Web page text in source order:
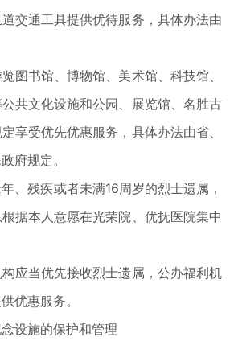
交通工具提供优待服务，具体办法由
书馆、博物馆、美术馆、科技馆、
共文化设施和公园、展览馆、名胜古
享受优先优惠服务，具体办法由省、
府规定。
残疾或者未满16周岁的烈士遗属，
据本人意愿在光荣院、优抚医院集中
当优先接收烈士遗属，公办福利机
优惠服务。
施的保护和管理